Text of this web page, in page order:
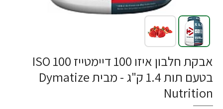
אבקת חלבון איזו 100 דיימטייז ISO 100
בטעם תות 1.4 ק"ג - מבית Dymatize
Nutrition